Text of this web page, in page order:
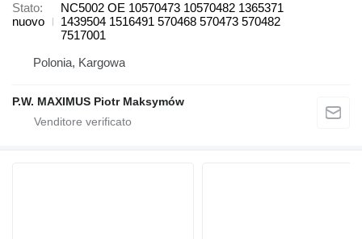
Stato
nuovo
NC5002 OE 10570473 10570482 1365371
1439504 1516491 570468 570473 570482
7517001
Polonia, Kargowa
P.W. MAXIMUS Piotr Maksymów